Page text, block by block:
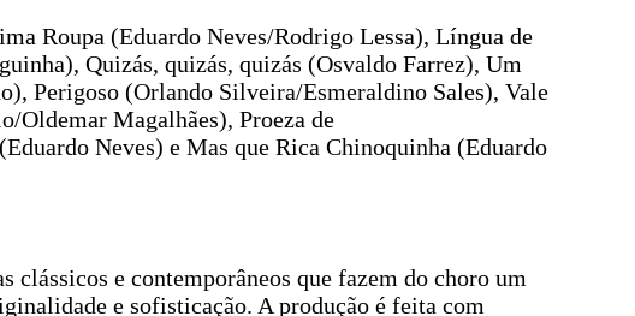
Roupa (Eduardo Neves/Rodrigo Lessa), Língua de
Quizás, quizás, quizás (Osvaldo Farrez), Um
Perigoso (Orlando Silveira/Esmeraldino Sales), Vale
Oldemar Magalhães), Proeza de
Neves) e Mas que Rica Chinoquinha (Eduardo
clássicos e contemporâneos que fazem do choro um
e sofisticação. A produção é feita com